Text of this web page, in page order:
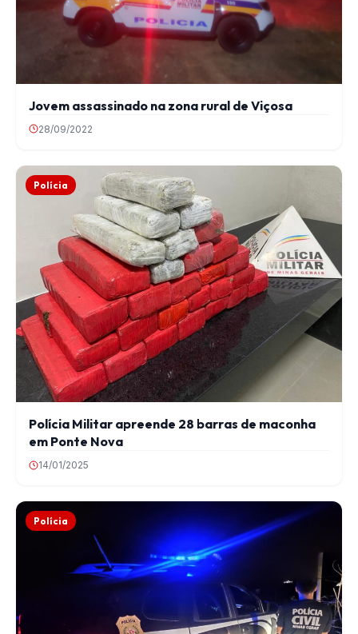
Jovem assassinado na zona rural de Viçosa
28/09/2022
Polícia
Polícia Militar apreende 28 barras de maconha
em Ponte Nova
14/01/2025
Polícia